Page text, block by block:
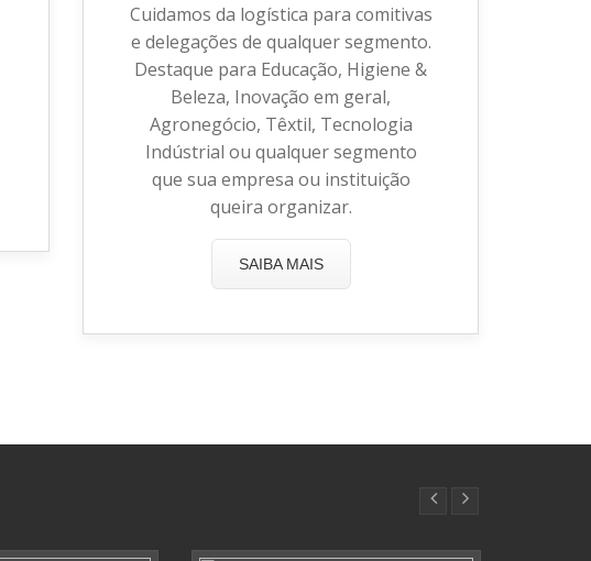
Cuidamos da logística para comitivas
e delegações de qualquer segmento.
Destaque para Educação, Higiene &
Beleza, Inovação em geral,
Agronegócio, Têxtil, Tecnologia
Indústrial ou qualquer segmento
que sua empresa ou instituição
queira organizar.
SAIBA MAIS